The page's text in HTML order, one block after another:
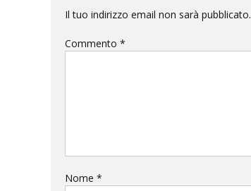
Il tuo indirizzo email non sarà pubblicato.
Commento *
Nome *